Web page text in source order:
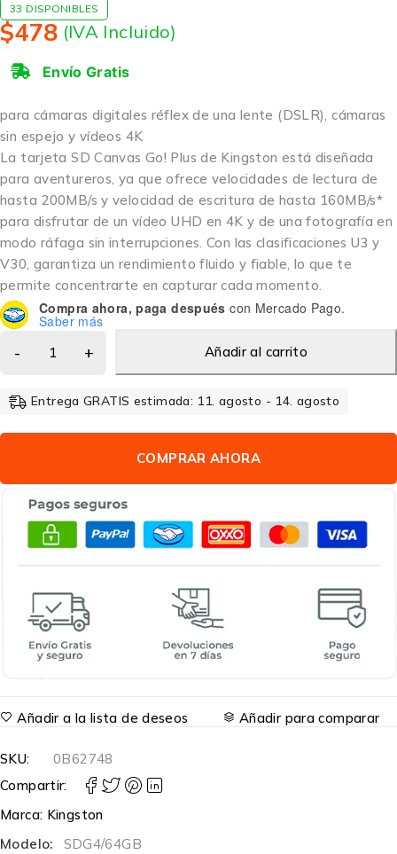
33 DISPONIBLES
$478 (IVA Incluido)
Envío Gratis
para cámaras digitales réflex de una lente (DSLR), cámaras
sin espejo y vídeos 4K
La tarjeta SD Canvas Go! Plus de Kingston está diseñada
para aventureros, ya que ofrece velocidades de lectura de
hasta 200MB/s y velocidad de escritura de hasta 160MB/s*
para disfrutar de un vídeo UHD en 4K y de una fotografía en
modo ráfaga sin interrupciones. Con las clasificaciones U3 y
V30, garantiza un rendimiento fluido y fiable, lo que te
permite concentrarte en capturar cada momento.
Compra ahora, paga después con Mercado Pago.
Saber más
Añadir al carrito
Entrega GRATIS estimada: 11. agosto - 14. agosto
COMPRAR AHORA
Añadir a la lista de deseos Añadir para comparar
SKU:
0B62748
Compartir:
Marca: Kingston
Modelo:
SDG4/64GB